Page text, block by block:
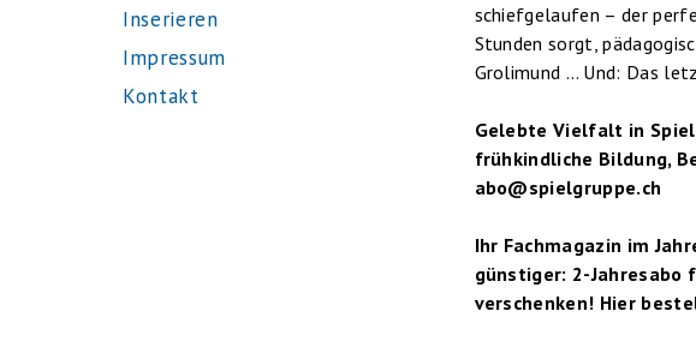
Inserieren
Impressum
Kontakt
schiefgelaufen – der
Stunden sorgt,
Grolimund … Und: Das
Gelebte Vielfalt in
frühkindliche Bildung,
abo@spielgruppe.ch
Ihr Fachmagazin im
günstiger: 2-Jahresabo
verschenken! Hier